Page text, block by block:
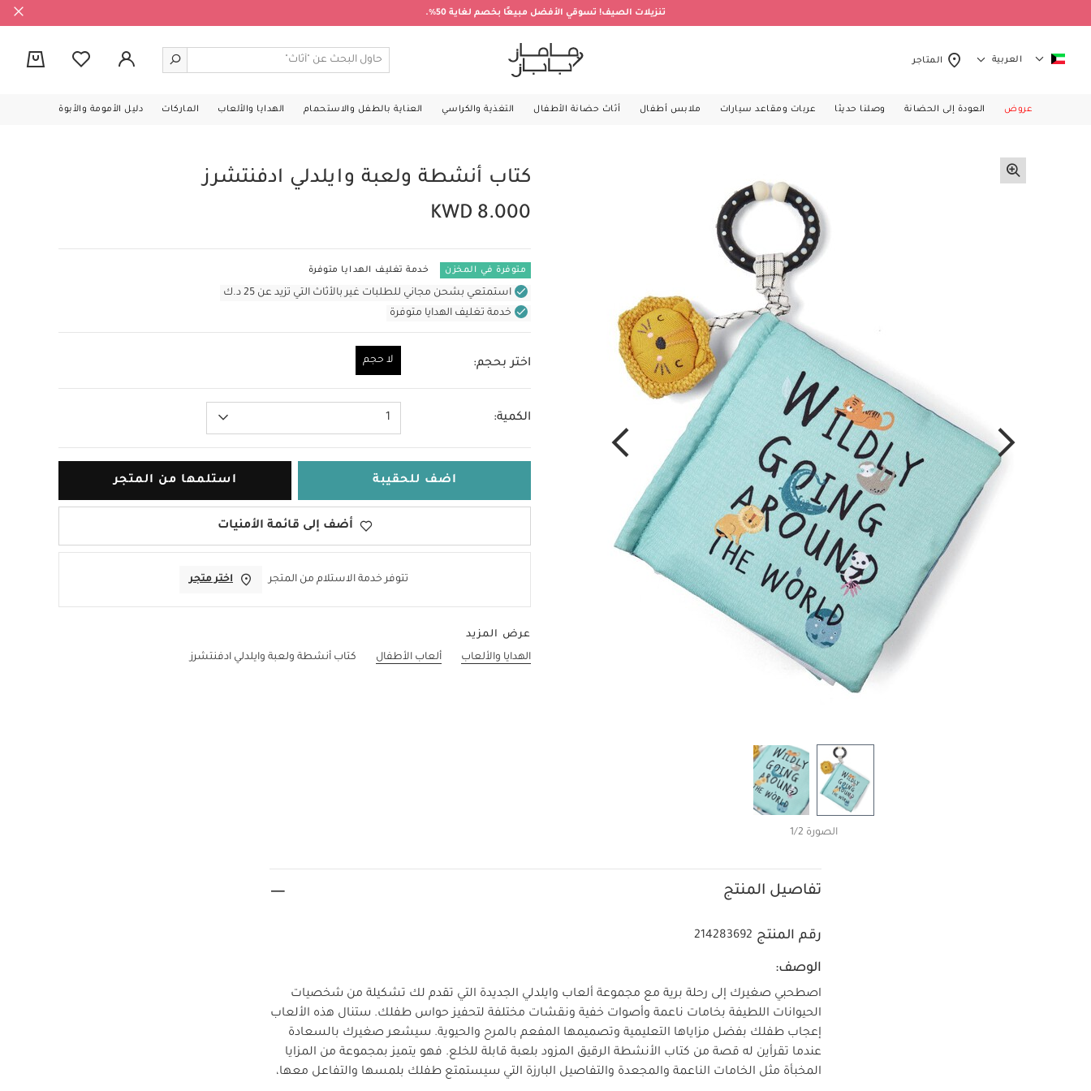
تنزيلات الصيف! تسوقي الأفضل مبيعًا بخصم لغاية 50%.
العربية المتاجر
عروض العودة إلى الحضانة وصلنا حديثا عربات ومقاعد سيارات ملابس أطفال أثاث حضانة الأطفال التغذية والكراسي العناية بالطفل والاستحمام الهدايا والألعاب الماركات دليل الأمومة والأبوة
الصورة 1/2
كتاب أنشطة ولعبة وايلدلي ادفنتشرز
KWD 8.000
متوفرة في المخزن خدمة تغليف الهدايا متوفرة
استمتعي بشحن مجاني للطلبات غير بالأثاث التي تزيد عن 25 د.ك
خدمة تغليف الهدايا متوفرة
اختر بحجم: لا حجم
الكمية: 1
اضف للحقيبة استلمها من المتجر
أضف إلى قائمة الأمنيات
تتوفر خدمة الاستلام من المتجر اختر متجر
عرض المزيد
الهدايا والألعاب
ألعاب الأطفال كتاب أنشطة ولعبة وايلدلي ادفنتشرز
تفاصيل المنتج
رقم المنتج 214283692
الوصف:
اصطحبي صغيرك إلى رحلة برية مع مجموعة ألعاب وايلدلي الجديدة التي تقدم لك تشكيلة من شخصيات
الحيوانات اللطيفة بخامات ناعمة وأصوات خفية ونقشات مختلفة لتحفيز حواس طفلك. ستنال هذه الألعاب
إعجاب طفلك بفضل مزاياها التعليمية وتصميمها المفعم بالمرح والحيوية. سيشعر صغيرك بالسعادة
عندما تقرأين له قصة من كتاب الأنشطة الرقيق المزود بلعبة قابلة للخلع. فهو يتميز بمجموعة من المزايا
المخبأة مثل الخامات الناعمة والمجعدة والتفاصيل البارزة التي سيستمتع طفلك بلمسها والتفاعل معها،